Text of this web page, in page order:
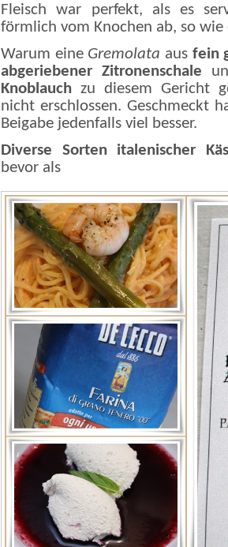
Fleisch war perfekt, als es
förmlich vom Knochen ab, so wie
Warum eine Gremolata aus fein
abgeriebener Zitronenschale
Knoblauch zu diesem Gericht
nicht erschlossen. Geschmeckt
Beigabe jedenfalls viel besser.
Diverse Sorten italenischer
bevor als